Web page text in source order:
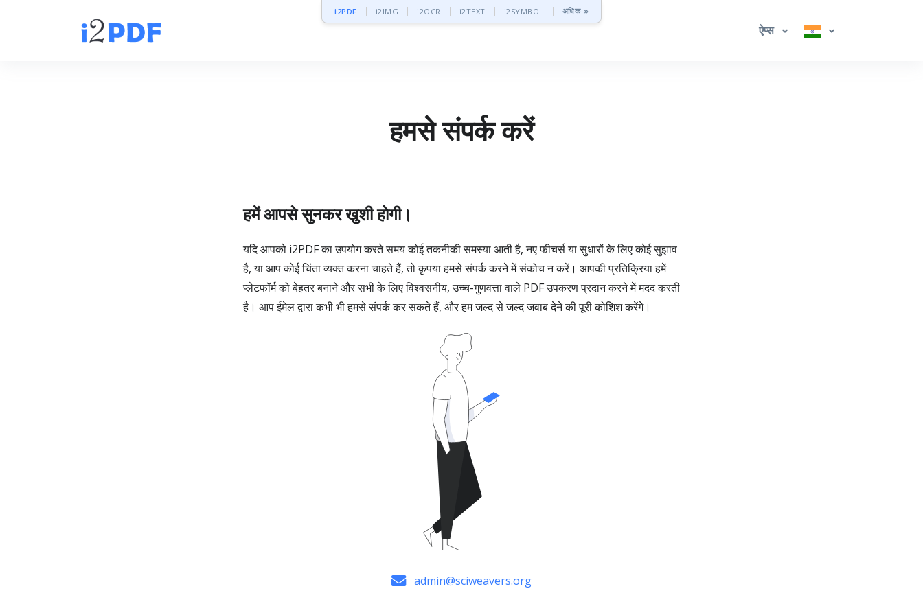
i2PDF i2IMG i2OCR i2TEXT i2SYMBOL अधिक »
ऐप्स
हमसे संपर्क करें
हमें आपसे सुनकर खुशी होगी।
यदि आपको i2PDF का उपयोग करते समय कोई तकनीकी समस्या आती है, नए फीचर्स या सुधारों के लिए कोई सुझाव
है, या आप कोई चिंता व्यक्त करना चाहते हैं, तो कृपया हमसे संपर्क करने में संकोच न करें। आपकी प्रतिक्रिया हमें
प्लेटफॉर्म को बेहतर बनाने और सभी के लिए विश्वसनीय, उच्च-गुणवत्ता वाले PDF उपकरण प्रदान करने में मदद करती
है। आप ईमेल द्वारा कभी भी हमसे संपर्क कर सकते हैं, और हम जल्द से जल्द जवाब देने की पूरी कोशिश करेंगे।
admin@sciweavers.org